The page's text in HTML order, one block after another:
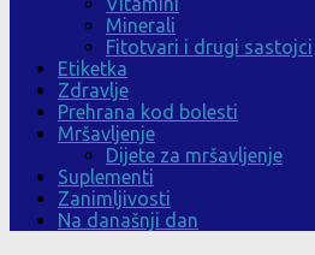
Minerali
Fitotvari i drugi sastojci
Etiketka
Zdravlje
Prehrana kod bolesti
Mršavljenje
Dijete za mršavljenje
Suplementi
Zanimljivosti
Na današnji dan